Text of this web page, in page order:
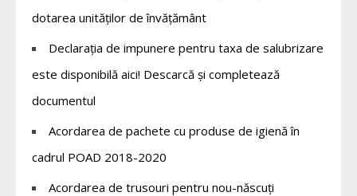
dotarea unităților de învățământ
Declarația de impunere pentru taxa de salubrizare
este disponibilă aici! Descarcă și completează
documentul
Acordarea de pachete cu produse de igienă în
cadrul POAD 2018-2020
Acordarea de trusouri pentru nou-născuți